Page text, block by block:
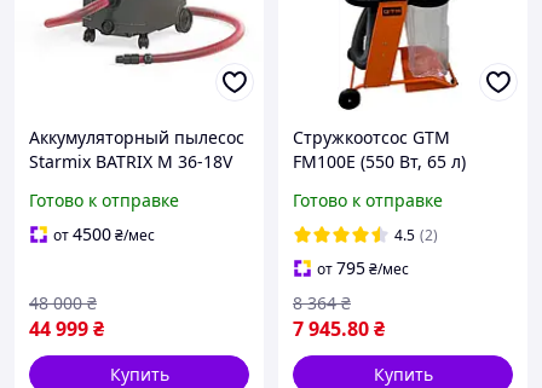
Аккумуляторный пылесос
Starmix BATRIX M 36-18V
Готово к отправке
от4500₴/мес
44 999₴
48 000 ₴
Купить
Стружкоотсос GTM
FM100E (550 Вт, 65 л)
Готово к отправке
4.5 (2)
от795₴/мес
7 945.80₴
8 364 ₴
Купить